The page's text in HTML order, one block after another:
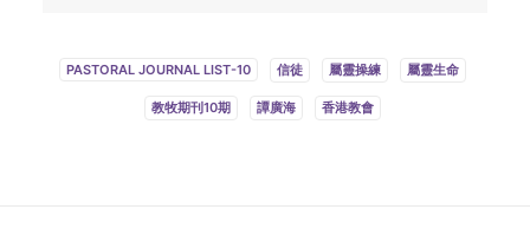
PASTORAL JOURNAL LIST-10 信徒 屬靈操練 屬靈生命
教牧期刊10期 譚廣海 香港教會